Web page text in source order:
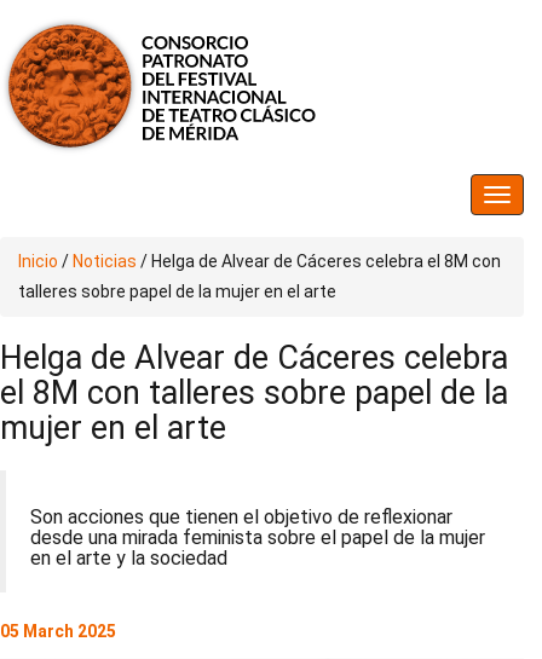
Inicio / Noticias / Helga de Alvear de Cáceres celebra el 8M con
talleres sobre papel de la mujer en el arte
Helga de Alvear de Cáceres celebra
el 8M con talleres sobre papel de la
mujer en el arte
Son acciones que tienen el objetivo de reflexionar
desde una mirada feminista sobre el papel de la mujer
en el arte y la sociedad
05 March 2025